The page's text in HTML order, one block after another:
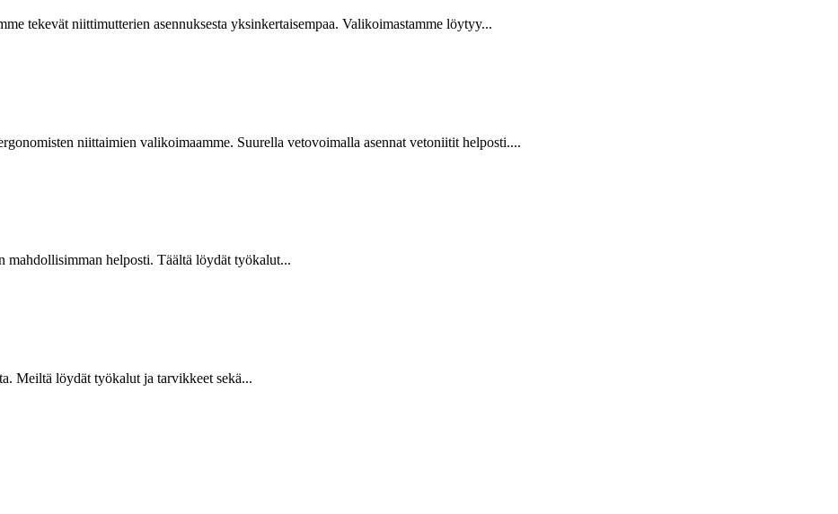
tekevät niittimutterien asennuksesta yksinkertaisempaa. Valikoimastamme löytyy...
niittaimien valikoimaamme. Suurella vetovoimalla asennat vetoniitit helposti....
helposti. Täältä löydät työkalut...
Meiltä löydät työkalut ja tarvikkeet sekä...